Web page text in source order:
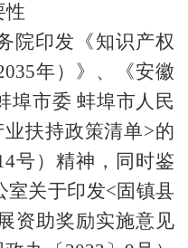
性
院印发《知识产权
年）》、《安徽
埠市委 蚌埠市人民
扶持政策清单>的
号）精神，同时鉴
室关于印发<固镇县
资助奖励实施意见